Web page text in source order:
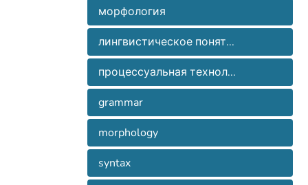
морфология
лингвистическое понят...
процессуальная технол...
grammar
morphology
syntax